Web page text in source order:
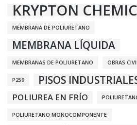
KRYPTON
MEMBRANA DE POLIURETANO
MEMBRANA LÍQUIDA
MEMBRANAS DE POLIURETANO OBRAS
P259 PISOS
POLIUREA EN FRÍO
POLIURETANO MONOCOMPONENTE